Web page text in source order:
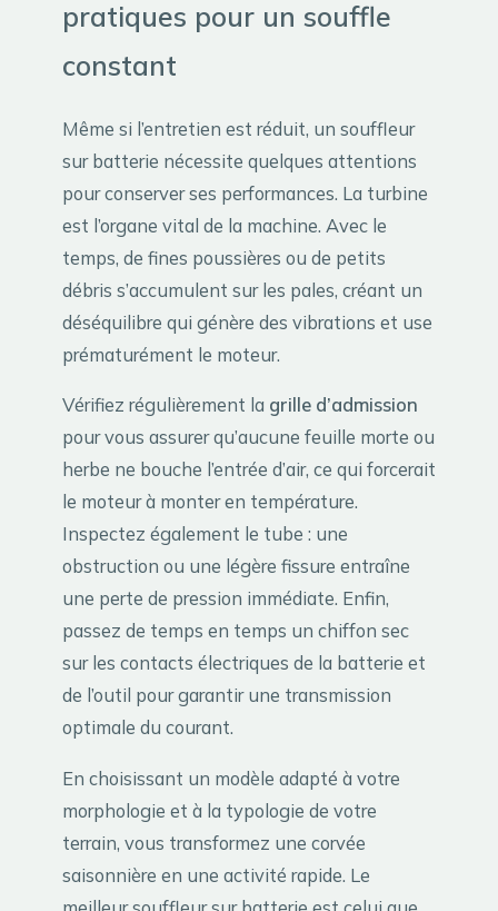
pratiques pour un souffle
constant
Même si l’entretien est réduit, un souffleur
sur batterie nécessite quelques attentions
pour conserver ses performances. La turbine
est l’organe vital de la machine. Avec le
temps, de fines poussières ou de petits
débris s’accumulent sur les pales, créant un
déséquilibre qui génère des vibrations et use
prématurément le moteur.
Vérifiez régulièrement la grille d’admission
pour vous assurer qu’aucune feuille morte ou
herbe ne bouche l’entrée d’air, ce qui forcerait
le moteur à monter en température.
Inspectez également le tube : une
obstruction ou une légère fissure entraîne
une perte de pression immédiate. Enfin,
passez de temps en temps un chiffon sec
sur les contacts électriques de la batterie et
de l’outil pour garantir une transmission
optimale du courant.
En choisissant un modèle adapté à votre
morphologie et à la typologie de votre
terrain, vous transformez une corvée
saisonnière en une activité rapide. Le